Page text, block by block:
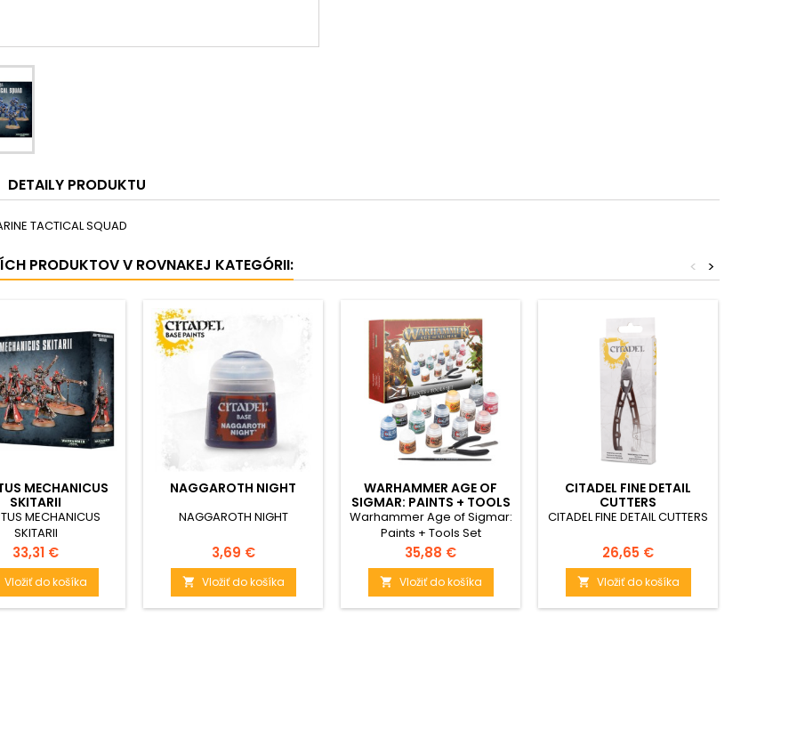
DETAILY PRODUKTU
TACTICAL SQUAD
PRODUKTOV V ROVNAKEJ KATEGÓRII: >
<
MECHANICUS
SKITARII
MECHANICUS
SKITARII
Cena
33,31 €
Vložiť do košíka
NAGGAROTH NIGHT
NAGGAROTH NIGHT
Cena
3,69 €
 Vložiť do košíka
WARHAMMER AGE OF
SIGMAR: PAINTS + TOOLS
SET
Warhammer Age of Sigmar:
Paints + Tools Set
Cena
35,88 €
 Vložiť do košíka
CITADEL FINE DETAIL
CUTTERS
CITADEL FINE DETAIL CUTTERS
Cena
26,65 €
 Vložiť do košíka